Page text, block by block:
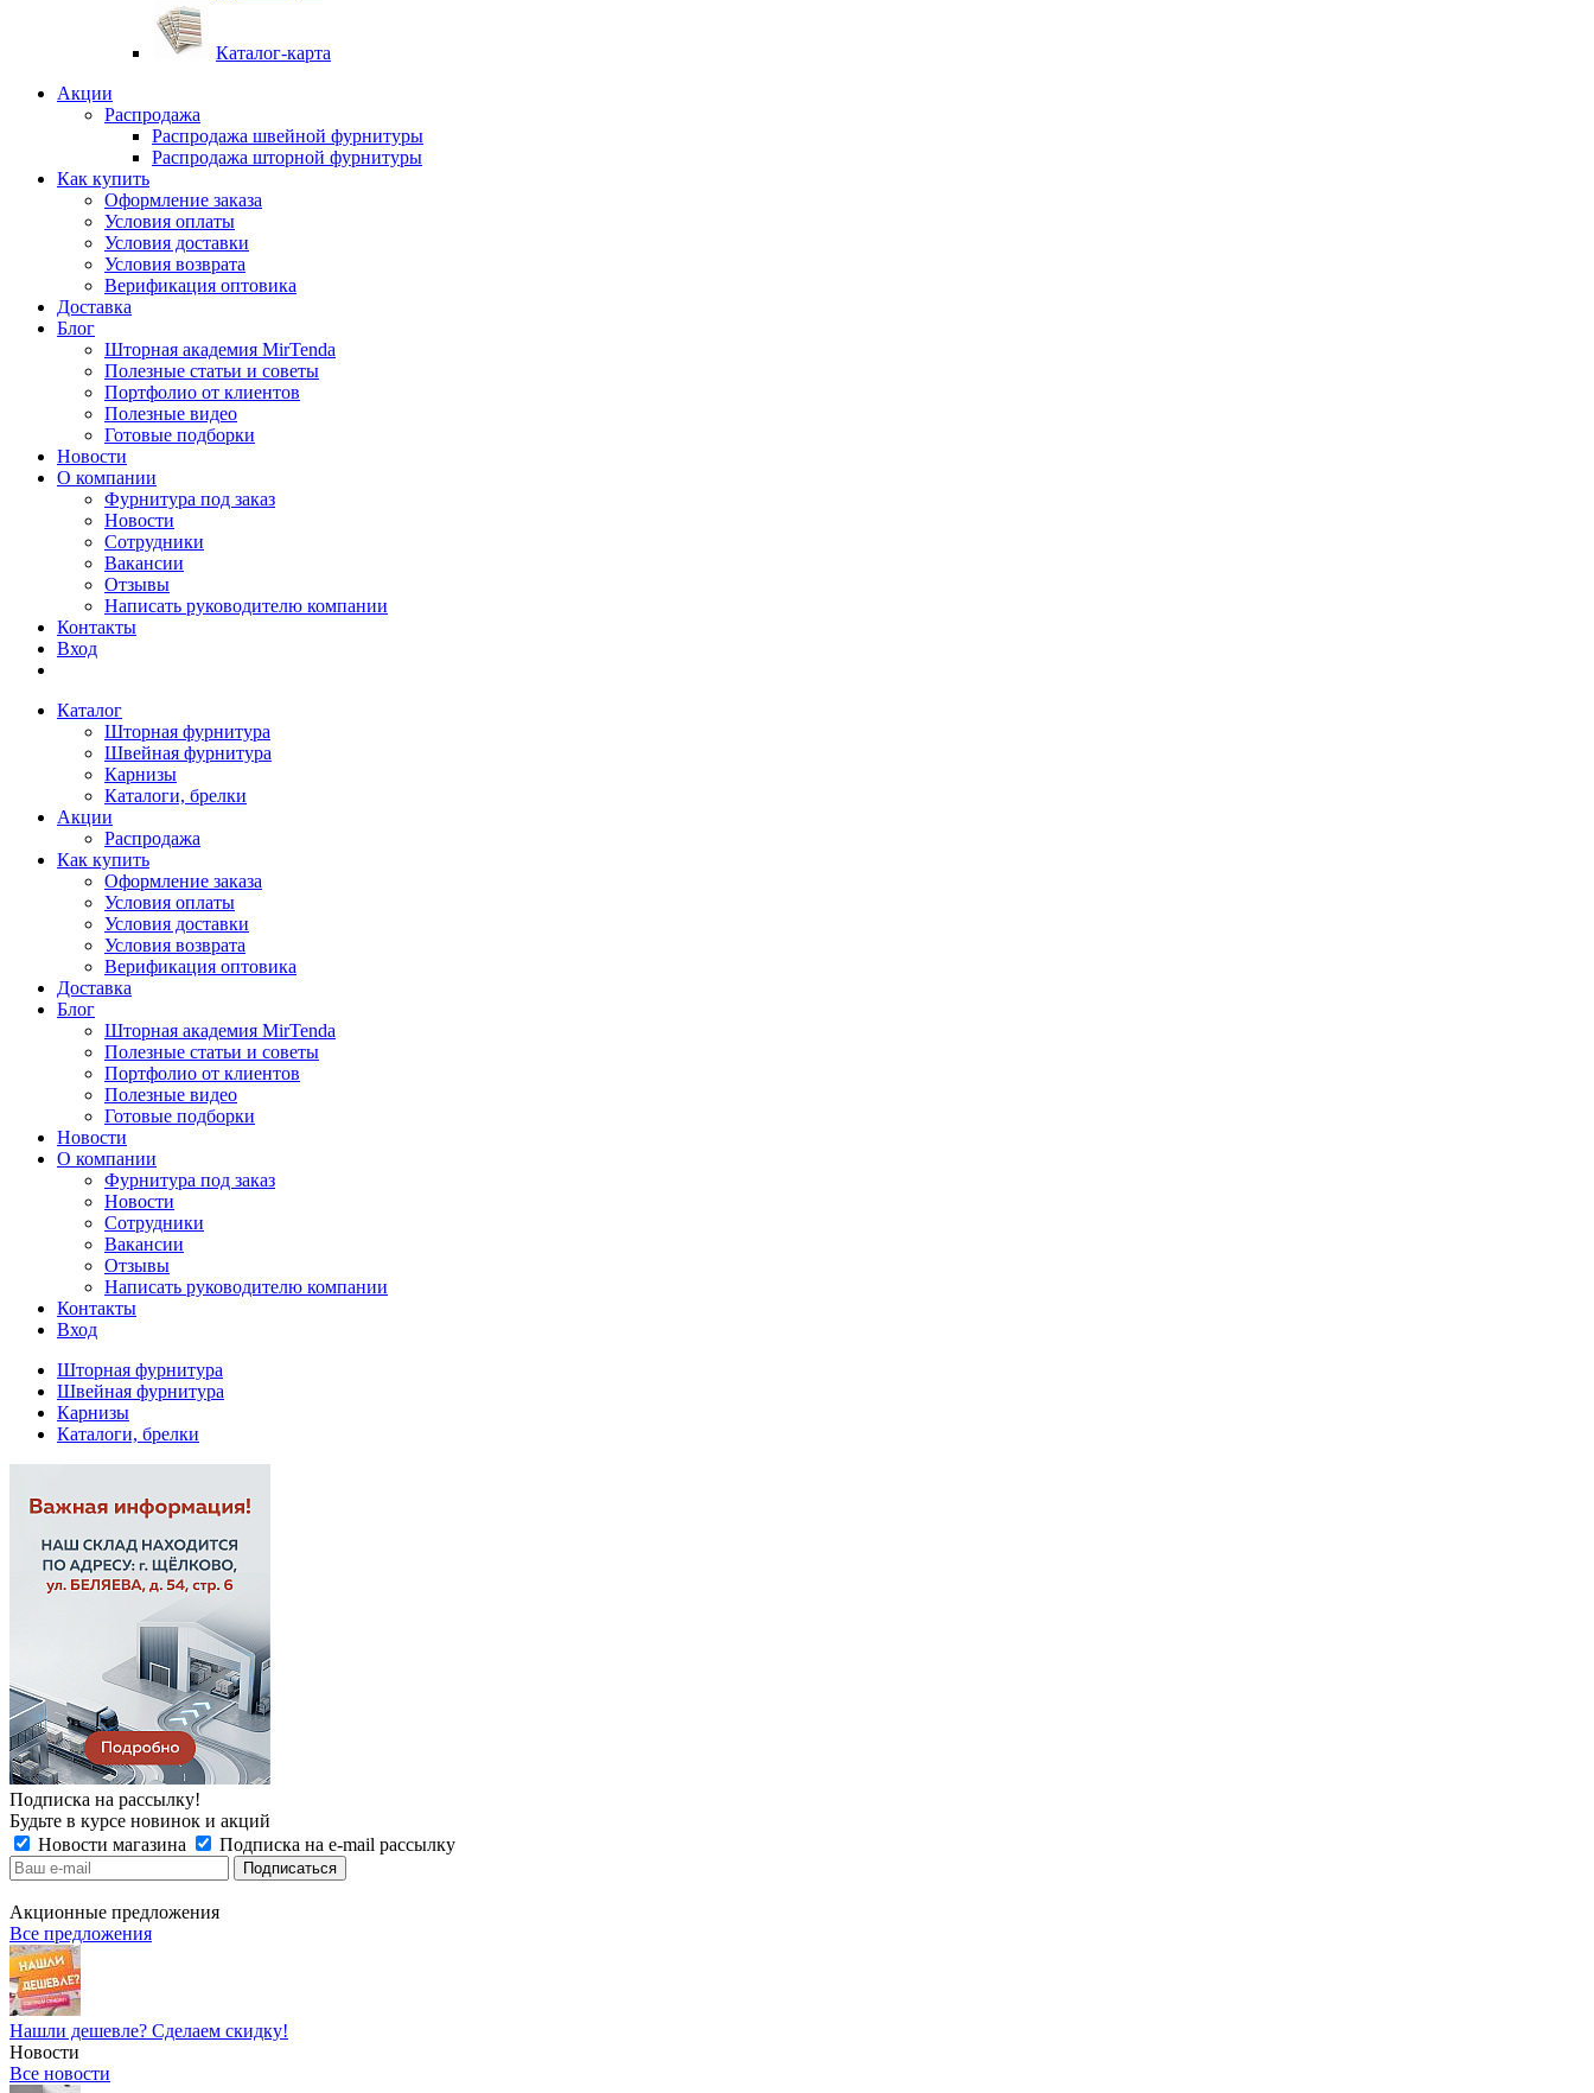
Каталог-карта
Акции
Распродажа
Распродажа швейной фурнитуры
Распродажа шторной фурнитуры
Как купить
Оформление заказа
Условия оплаты
Условия доставки
Условия возврата
Верификация оптовика
Доставка
Блог
Шторная академия MirTenda
Полезные статьи и советы
Портфолио от клиентов
Полезные видео
Готовые подборки
Новости
О компании
Фурнитура под заказ
Новости
Сотрудники
Вакансии
Отзывы
Написать руководителю компании
Контакты
Вход
Каталог
Шторная фурнитура
Швейная фурнитура
Карнизы
Каталоги, брелки
Акции
Распродажа
Как купить
Оформление заказа
Условия оплаты
Условия доставки
Условия возврата
Верификация оптовика
Доставка
Блог
Шторная академия MirTenda
Полезные статьи и советы
Портфолио от клиентов
Полезные видео
Готовые подборки
Новости
О компании
Фурнитура под заказ
Новости
Сотрудники
Вакансии
Отзывы
Написать руководителю компании
Контакты
Вход
Шторная фурнитура
Швейная фурнитура
Карнизы
Каталоги, брелки
Подписка на рассылку!
Будьте в курсе новинок и акций
Новости магазина
Подписка на e-mail рассылку
Акционные предложения
Все предложения
Нашли дешевле? Сделаем скидку!
Новости
Все новости